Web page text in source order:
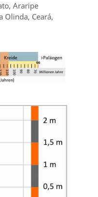
Araripe
Olinda, Ceará,